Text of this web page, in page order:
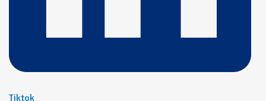
Tiktok